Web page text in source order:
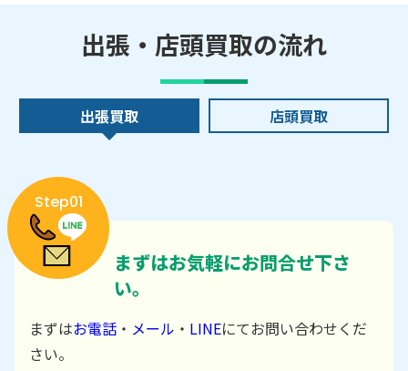
出張・店頭買取の流れ
出張買取 店頭買取
Step01
まずはお気軽にお問合せ下さ
い。
まずはお電話 ・ メール ・ LINEにてお問い合わせくだ
さい。